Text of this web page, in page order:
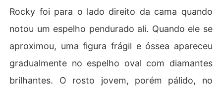
Rocky foi para o lado direito da cama quando
notou um espelho pendurado ali. Quando ele se
aproximou, uma figura frágil e óssea apareceu
gradualmente no espelho oval com diamantes
brilhantes. O rosto jovem, porém pálido, no